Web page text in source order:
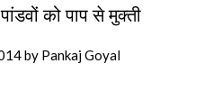
को पाप से मुक्ती
by Pankaj Goyal